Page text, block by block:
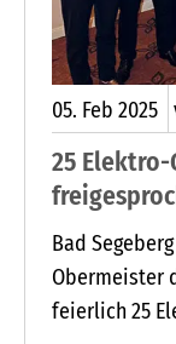
05. Feb 2025
25
Bad
Obermeister
feierlich 25